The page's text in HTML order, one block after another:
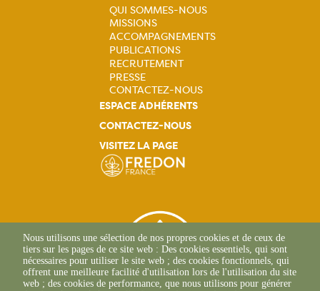
Navigation
principale
QUI SOMMES-NOUS
MISSIONS
ACCOMPAGNEMENTS
PUBLICATIONS
RECRUTEMENT
PRESSE
CONTACTEZ-NOUS
ESPACE ADHÉRENTS
CONTACTEZ-NOUS
VISITEZ LA PAGE
Nous utilisons une sélection de nos propres cookies et de ceux de
tiers sur les pages de ce site web : Des cookies essentiels, qui sont
nécessaires pour utiliser le site web ; des cookies fonctionnels, qui
offrent une meilleure facilité d'utilisation lors de l'utilisation du site
web ; des cookies de performance, que nous utilisons pour générer